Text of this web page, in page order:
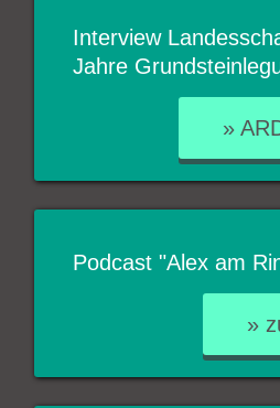
Interview
Jahre
»
Podcast "Alex am
»